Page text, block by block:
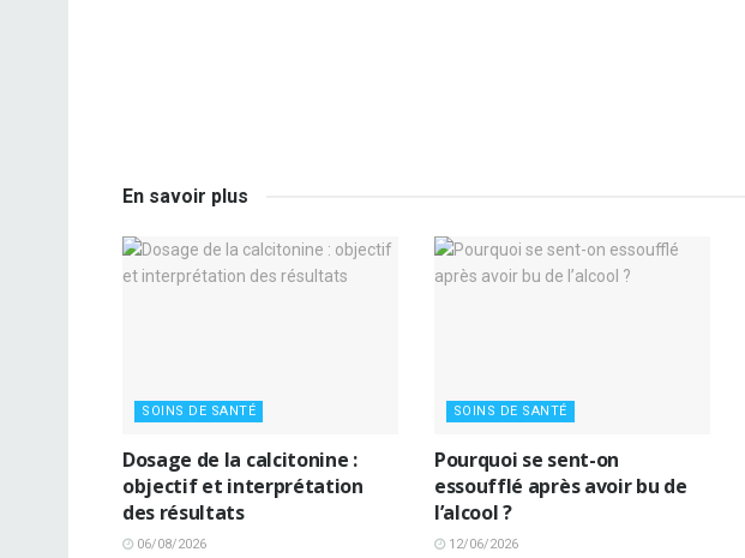
En savoir plus
SOINS DE SANTÉ
Dosage de la calcitonine :
objectif et interprétation
des résultats
06/08/2026
SOINS DE SANTÉ
Pourquoi se sent-on
essoufflé après avoir bu de
l’alcool ?
12/06/2026